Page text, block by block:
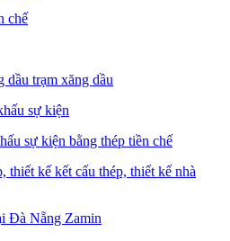
chế
dầu trạm xăng dầu
sự kiện bằng thép tiền chế
Đà Nẵng Zamin